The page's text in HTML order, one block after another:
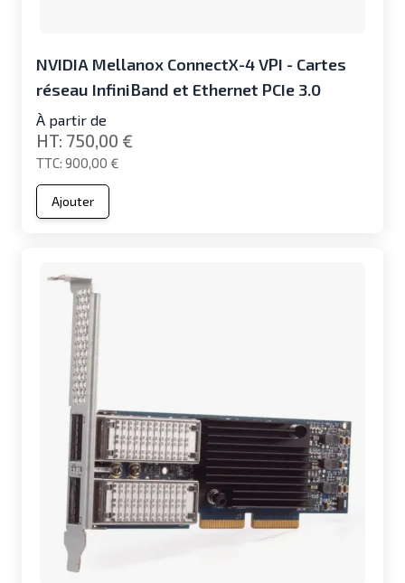
NVIDIA Mellanox ConnectX-4 VPI - Cartes
réseau InfiniBand et Ethernet PCIe 3.0
À partir de
900,00 €
750,00 €
Ajouter